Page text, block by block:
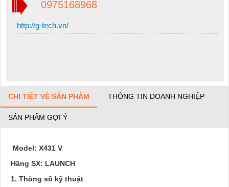
0975168968
http://g-tech.vn/
CHI TIẾT VỀ SẢN PHẨM THÔNG TIN DOANH NGHIỆP
SẢN PHẨM GỢI Ý
Model: X431 V
Hãng SX: LAUNCH
1. Thông số kỹ thuật